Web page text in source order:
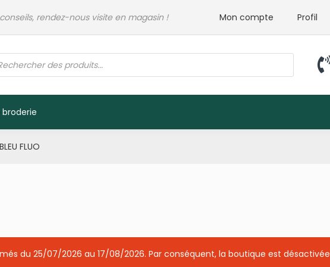
rendez-nous visite en magasin ! Mon compte Profil
FLUO
du 25/07/2026 au 17/08/2026. Par conséquent, la boutique est désactivée